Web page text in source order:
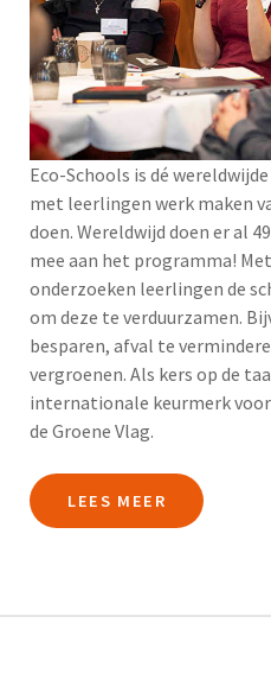
Eco-Schools is dé
met leerlingen werk maken
doen. Wereldwijd doen er al
mee aan het programma!
onderzoeken leerlingen de
om deze te verduurzamen.
besparen, afval te
vergroenen. Als kers op de
internationale keurmerk
de Groene Vlag.
LEES MEER